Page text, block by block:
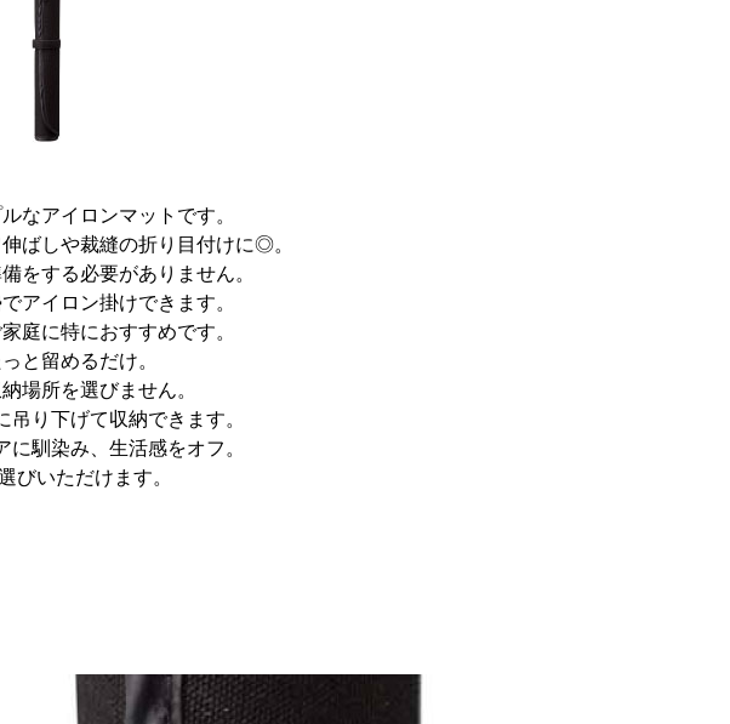
なアイロンマットです。
ばしや裁縫の折り目付けに◎。
をする必要がありません。
アイロン掛けできます。
庭に特におすすめです。
と留めるだけ。
場所を選びません。
り下げて収納できます。
馴染み、生活感をオフ。
びいただけます。